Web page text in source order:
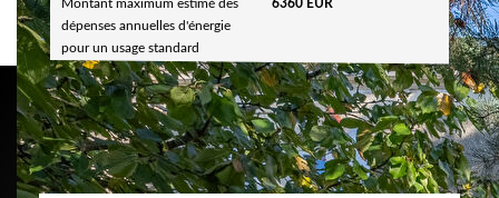
Montant maximum estimé des
dépenses annuelles d'énergie
pour un usage standard
6360 EUR